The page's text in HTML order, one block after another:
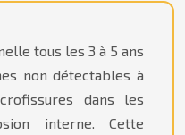
tous les 3 à 5 ans
non détectables à
dans les
interne. Cette